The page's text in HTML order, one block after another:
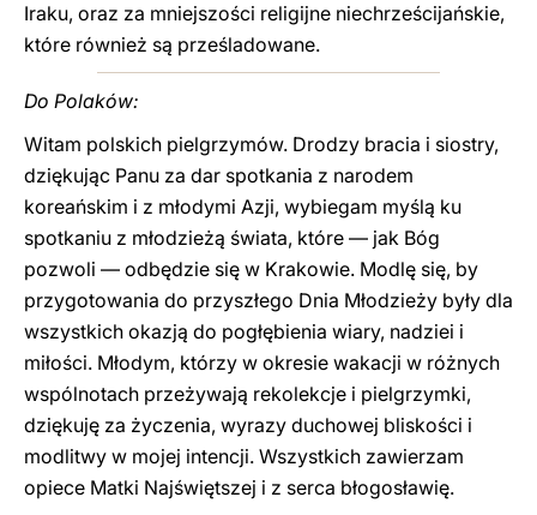
Iraku, oraz za mniejszości religijne niechrześcijańskie,
które również są prześladowane.
Do Polaków:
Witam polskich pielgrzymów. Drodzy bracia i siostry,
dziękując Panu za dar spotkania z narodem
koreańskim i z młodymi Azji, wybiegam myślą ku
spotkaniu z młodzieżą świata, które — jak Bóg
pozwoli — odbędzie się w Krakowie. Modlę się, by
przygotowania do przyszłego Dnia Młodzieży były dla
wszystkich okazją do pogłębienia wiary, nadziei i
miłości. Młodym, którzy w okresie wakacji w różnych
wspólnotach przeżywają rekolekcje i pielgrzymki,
dziękuję za życzenia, wyrazy duchowej bliskości i
modlitwy w mojej intencji. Wszystkich zawierzam
opiece Matki Najświętszej i z serca błogosławię.